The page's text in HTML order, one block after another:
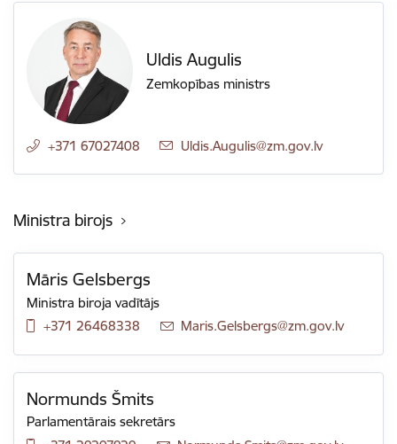
Uldis Augulis
Zemkopības ministrs
+371 67027408 E-pasts:
Uldis.Augulis@zm.gov.lv
Ministra birojs
Māris Gelsbergs
Ministra biroja vadītājs
+371 26468338
E-pasts:
Maris.Gelsbergs@zm.gov.lv
Normunds Šmits
Parlamentārais sekretārs